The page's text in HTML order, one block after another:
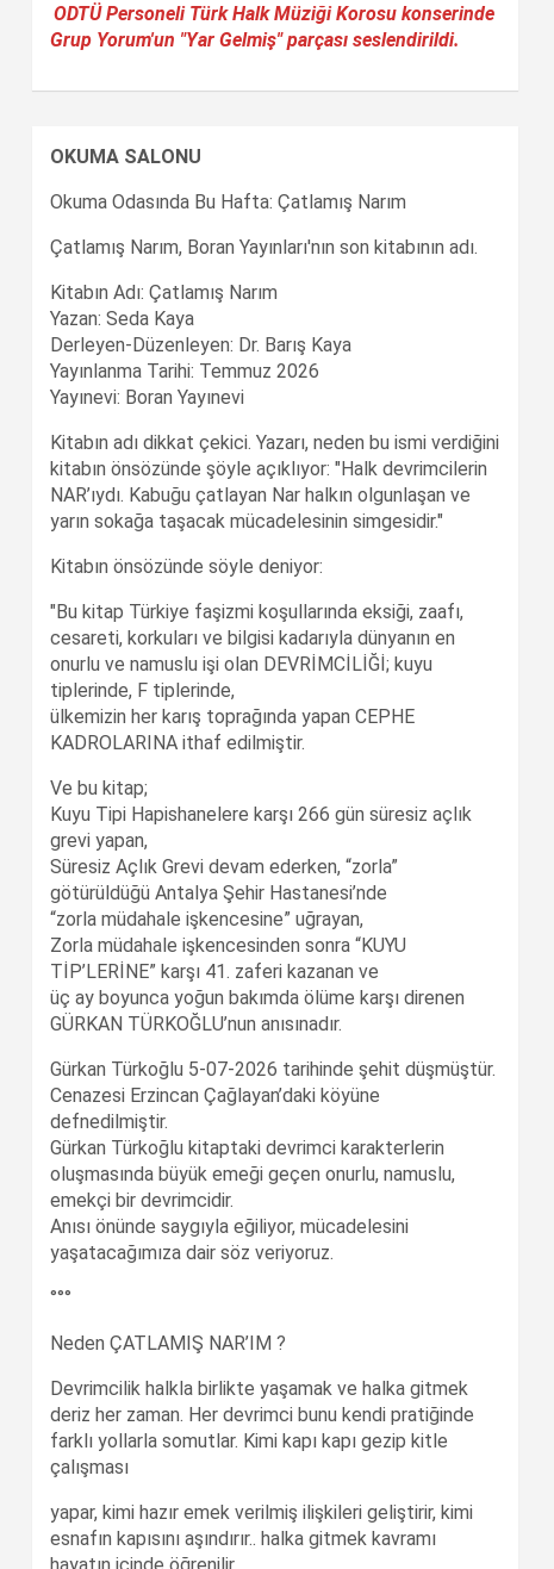
ODTÜ Personeli Türk Halk Müziği Korosu konserinde
Grup Yorum'un "Yar Gelmiş" parçası seslendirildi.
OKUMA SALONU
Okuma Odasında Bu Hafta: Çatlamış Narım
Çatlamış Narım, Boran Yayınları'nın son kitabının adı.
Kitabın Adı: Çatlamış Narım
Yazan: Seda Kaya
Derleyen-Düzenleyen: Dr. Barış Kaya
Yayınlanma Tarihi: Temmuz 2026
Yayınevi: Boran Yayınevi
Kitabın adı dikkat çekici. Yazarı, neden bu ismi verdiğini
kitabın önsözünde şöyle açıklıyor: "Halk devrimcilerin
NAR’ıydı. Kabuğu çatlayan Nar halkın olgunlaşan ve
yarın sokağa taşacak mücadelesinin simgesidir."
Kitabın önsözünde söyle deniyor:
"Bu kitap Türkiye faşizmi koşullarında eksiği, zaafı,
cesareti, korkuları ve bilgisi kadarıyla dünyanın en
onurlu ve namuslu işi olan DEVRİMCİLİĞİ; kuyu
tiplerinde, F tiplerinde,
ülkemizin her karış toprağında yapan CEPHE
KADROLARINA ithaf edilmiştir.
Ve bu kitap;
Kuyu Tipi Hapishanelere karşı 266 gün süresiz açlık
grevi yapan,
Süresiz Açlık Grevi devam ederken, “zorla”
götürüldüğü Antalya Şehir Hastanesi’nde
“zorla müdahale işkencesine” uğrayan,
Zorla müdahale işkencesinden sonra “KUYU
TİP’LERİNE” karşı 41. zaferi kazanan ve
üç ay boyunca yoğun bakımda ölüme karşı direnen
GÜRKAN TÜRKOĞLU’nun anısınadır.
Gürkan Türkoğlu 5-07-2026 tarihinde şehit düşmüştür.
Cenazesi Erzincan Çağlayan’daki köyüne
defnedilmiştir.
Gürkan Türkoğlu kitaptaki devrimci karakterlerin
oluşmasında büyük emeği geçen onurlu, namuslu,
emekçi bir devrimcidir.
Anısı önünde saygıyla eğiliyor, mücadelesini
yaşatacağımıza dair söz veriyoruz.
°°°
Neden ÇATLAMIŞ NAR’IM ?
Devrimcilik halkla birlikte yaşamak ve halka gitmek
deriz her zaman. Her devrimci bunu kendi pratiğinde
farklı yollarla somutlar. Kimi kapı kapı gezip kitle
çalışması
yapar, kimi hazır emek verilmiş ilişkileri geliştirir, kimi
esnafın kapısını aşındırır.. halka gitmek kavramı